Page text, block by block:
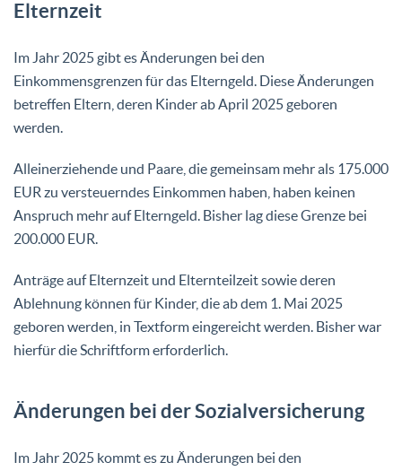
Elternzeit
Im Jahr 2025 gibt es Änderungen bei den
Einkommensgrenzen für das Elterngeld. Diese Änderungen
betreffen Eltern, deren Kinder ab April 2025 geboren
werden.
Alleinerziehende und Paare, die gemeinsam mehr als 175.000
EUR zu versteuerndes Einkommen haben, haben keinen
Anspruch mehr auf Elterngeld. Bisher lag diese Grenze bei
200.000 EUR.
Anträge auf Elternzeit und Elternteilzeit sowie deren
Ablehnung können für Kinder, die ab dem 1. Mai 2025
geboren werden, in Textform eingereicht werden. Bisher war
hierfür die Schriftform erforderlich.
Änderungen bei der Sozialversicherung
Im Jahr 2025 kommt es zu Änderungen bei den